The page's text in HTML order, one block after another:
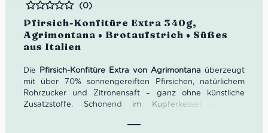
Pfirsich-Konfitüre Extra 340g,
Agrimontana • Brotaufstrich • Süßes
aus Italien
Bewertet
(0)
Die Pfirsich-Konfitüre Extra von Agrimontana überzeugt
mit über 70% sonnengereiften Pfirsichen, natürlichem
Rohrzucker und Zitronensaft – ganz ohne künstliche
Zusatzstoffe. Schonend im Kupferkessel gekocht,
Fruchtgeschmack. Perfekt für Frühstück, Gebäck oder